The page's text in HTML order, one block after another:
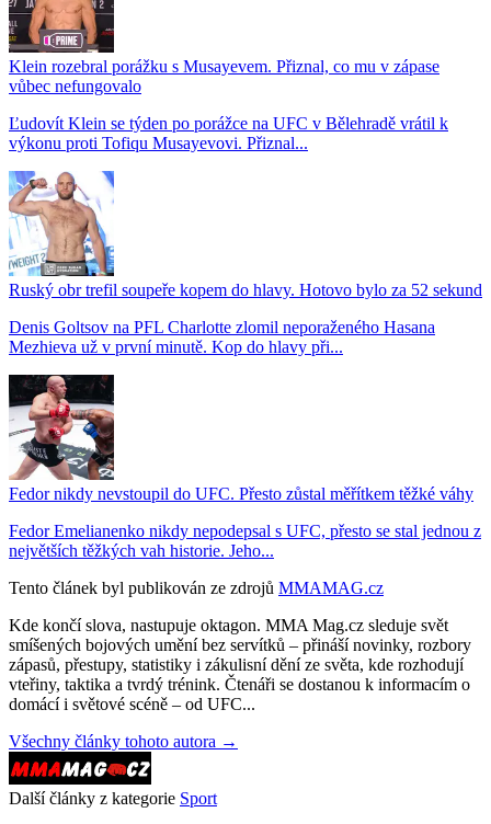
Klein rozebral porážku s Musayevem. Přiznal, co mu v zápase
vůbec nefungovalo
Ľudovít Klein se týden po porážce na UFC v Bělehradě vrátil k
výkonu proti Tofiqu Musayevovi. Přiznal...
Ruský obr trefil soupeře kopem do hlavy. Hotovo bylo za 52 sekund
Denis Goltsov na PFL Charlotte zlomil neporaženého Hasana
Mezhieva už v první minutě. Kop do hlavy při...
Fedor nikdy nevstoupil do UFC. Přesto zůstal měřítkem těžké váhy
Fedor Emelianenko nikdy nepodepsal s UFC, přesto se stal jednou z
největších těžkých vah historie. Jeho...
Tento článek byl publikován ze zdrojů MMAMAG.cz
Kde končí slova, nastupuje oktagon. MMA Mag.cz sleduje svět
smíšených bojových umění bez servítků – přináší novinky, rozbory
zápasů, přestupy, statistiky i zákulisní dění ze světa, kde rozhodují
vteřiny, taktika a tvrdý trénink. Čtenáři se dostanou k informacím o
domácí i světové scéně – od UFC...
Všechny články tohoto autora →
Další články z kategorie Sport